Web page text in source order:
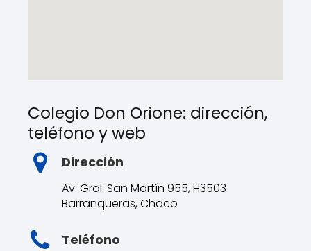
Colegio Don Orione: dirección,
teléfono y web
Dirección
Av. Gral. San Martín 955, H3503
Barranqueras, Chaco
Teléfono